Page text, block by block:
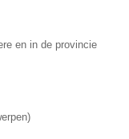
en in de provincie
)